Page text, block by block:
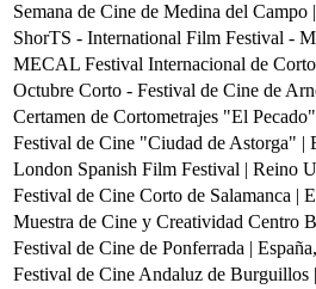
Semana de Cine de Medina del Campo
ShorTS - International Film Festival -
MECAL Festival Internacional de
Octubre Corto - Festival de Cine de
Certamen de Cortometrajes "El
Festival de Cine "Ciudad de Astorga" |
London Spanish Film Festival | Reino
Festival de Cine Corto de Salamanca |
Muestra de Cine y Creatividad Centro
Festival de Cine de Ponferrada |
Festival de Cine Andaluz de Burguillos